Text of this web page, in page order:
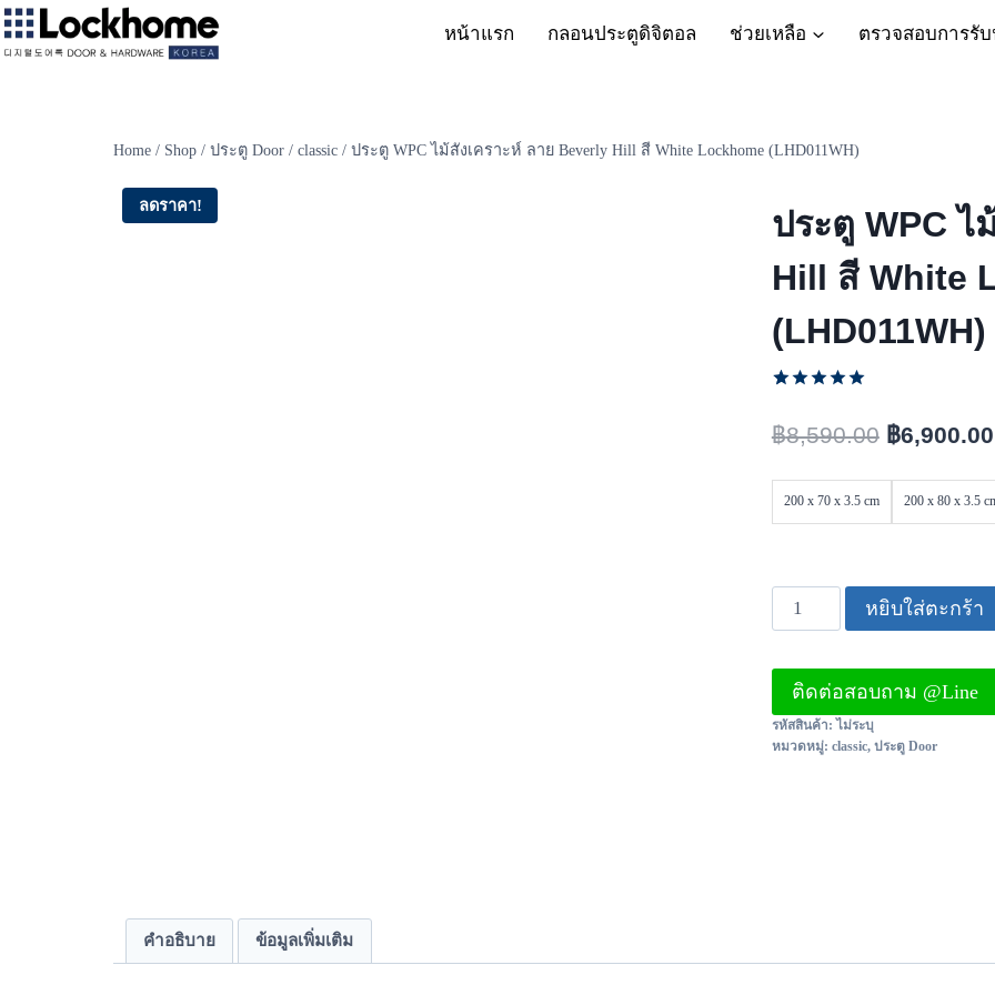
หน้าแรก กลอนประตูดิจิตอล ช่วยเหลือ ตรวจสอบการรั
Home / Shop / ประตู Door / classic / ประตู WPC ไม้สังเคราะห์ ลาย Beverly Hill สี White Lockhome (LHD011WH)
ลดราคา!
ประตู WPC ไ
Hill สี White
(LHD011WH)
5.00 จาก
5 คะแนน
การให้
คะแนนของ
ลูกค้า
฿8,590.00 ฿6,900.00
200 x 70 x 3.5 cm 200 x 80 x 3.5
หยิบใส่ตะกร้า
ติดต่อสอบถาม @Line
รหัสสินค้า: ไม่ระบุ
หมวดหมู่: classic, ประตู Door
คำอธิบาย ข้อมูลเพิ่มเติม